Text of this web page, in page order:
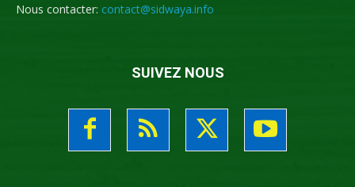
Nous contacter: contact@sidwaya.info
SUIVEZ NOUS